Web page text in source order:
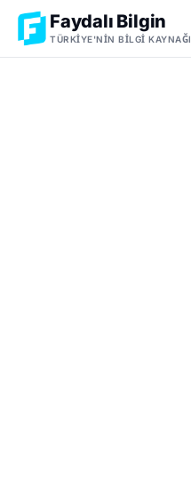
Faydalı Bilgin
TÜRKIYE'NIN BILGI KAYNAĞI